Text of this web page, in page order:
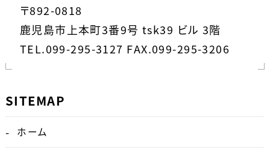
〒892-0818
鹿児島市上本町3番9号 tsk39 ビル 3階
TEL.099-295-3127 FAX.099-295-3206
SITEMAP
ホーム